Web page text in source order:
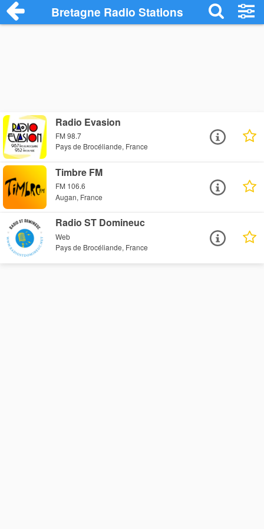
Bretagne Radio Stations
Radio Evasion
FM 98.7
Pays de Brocéliande, France
Timbre FM
FM 106.6
Augan, France
Radio ST Domineuc
Web
Pays de Brocéliande, France